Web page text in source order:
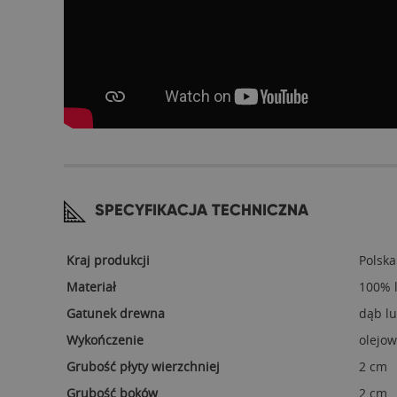
SPECYFIKACJA TECHNICZNA
Kraj produkcji
Materiał
Gatunek drewna
dąb
Wykończenie
Grubość płyty wierzchniej
2 cm
Grubość boków
2 cm